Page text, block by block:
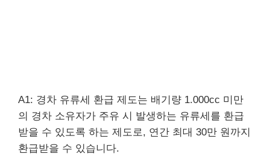
A1: 경차 유류세 환급 제도는 배기량 1.000cc 미만
의 경차 소유자가 주유 시 발생하는 유류세를 환급
받을 수 있도록 하는 제도로, 연간 최대 30만 원까지
환급받을 수 있습니다.